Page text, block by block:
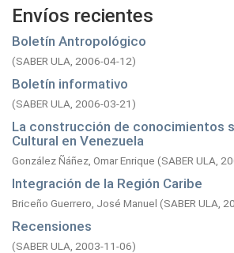
Envíos recientes
Boletín Antropológico
(SABER ULA, 2006-04-12)
Boletín informativo
(SABER ULA, 2006-03-21)
La construcción de conocimientos
Cultural en Venezuela
González Ñáñez, Omar Enrique (SABER ULA,
Integración de la Región Caribe
Briceño Guerrero, José Manuel (SABER ULA,
Recensiones
(SABER ULA, 2003-11-06)